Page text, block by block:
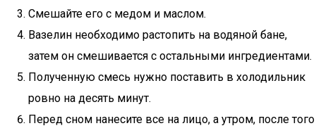
Смешайте его с медом и маслом.
Вазелин необходимо растопить на водяной бане,
затем он смешивается с остальными ингредиентами.
Полученную смесь нужно поставить в холодильник
ровно на десять минут.
Перед сном нанесите все на лицо, а утром, после того